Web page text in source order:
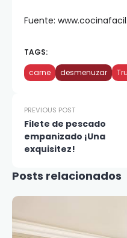
Fuente:
TAGS:
carne desmenuzar
PREVIOUS POST
Filete de pescado
empanizado ¡Una
exquisitez!
Posts relacionados